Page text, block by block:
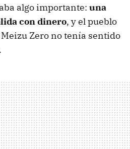
algo importante: una
con dinero, y el pueblo
Zero no tenía sentido